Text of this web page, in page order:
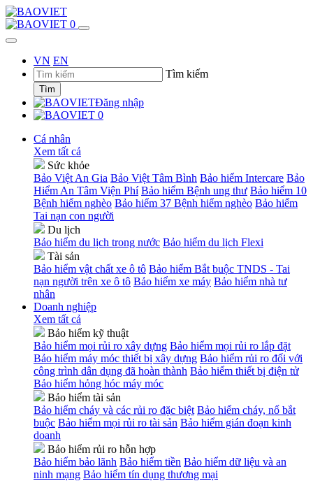
0
VN EN
Tìm kiếm
Tìm
Đăng nhập
0
Cá nhân
Xem tất cả
Sức khỏe
Bảo Việt An Gia Bảo Việt Tâm Bình Bảo hiểm Intercare Bảo
Hiểm An Tâm Viện Phí Bảo hiểm Bệnh ung thư Bảo hiểm 10
Bệnh hiểm nghèo Bảo hiểm 37 Bệnh hiểm nghèo Bảo hiểm
Tai nạn con người
Du lịch
Bảo hiểm du lịch trong nước Bảo hiểm du lịch Flexi
Tài sản
Bảo hiểm vật chất xe ô tô Bảo hiểm Bắt buộc TNDS - Tai
nạn người trên xe ô tô Bảo hiểm xe máy Bảo hiểm nhà tư
nhân
Doanh nghiệp
Xem tất cả
Bảo hiểm kỹ thuật
Bảo hiểm mọi rủi ro xây dựng Bảo hiểm mọi rủi ro lắp đặt
Bảo hiểm máy móc thiết bị xây dựng Bảo hiểm rủi ro đối với
công trình dân dụng đã hoàn thành Bảo hiểm thiết bị điện tử
Bảo hiểm hỏng hóc máy móc
Bảo hiểm tài sản
Bảo hiểm cháy và các rủi ro đặc biệt Bảo hiểm cháy, nổ bắt
buộc Bảo hiểm mọi rủi ro tài sản Bảo hiểm gián đoạn kinh
doanh
Bảo hiểm rủi ro hỗn hợp
Bảo hiểm bảo lãnh Bảo hiểm tiền Bảo hiểm dữ liệu và an
ninh mạng Bảo hiểm tín dụng thương mại